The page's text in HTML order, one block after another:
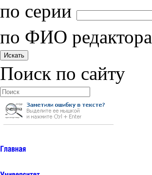
по серии
по ФИО редактора
Поиск по сайту